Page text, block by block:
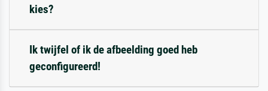
kies?
Ik twijfel of ik de afbeelding goed heb
geconfigureerd!